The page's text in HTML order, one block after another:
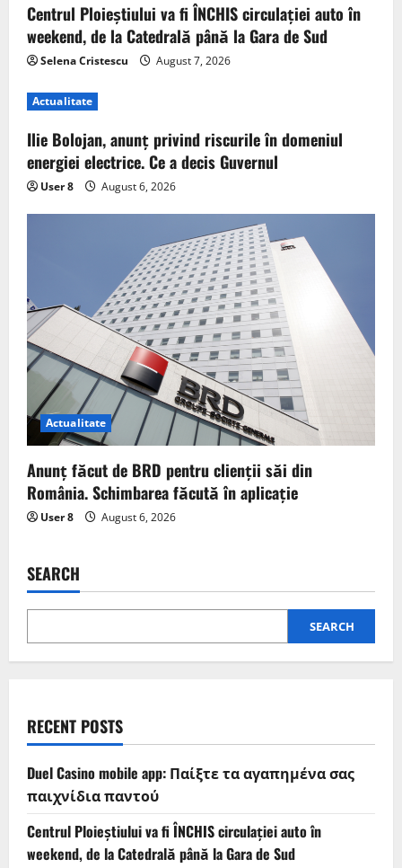
Centrul Ploieștiului va fi ÎNCHIS circulației auto în
weekend, de la Catedrală până la Gara de Sud
Selena Cristescu August 7, 2026
Actualitate
Ilie Bolojan, anunț privind riscurile în domeniul
energiei electrice. Ce a decis Guvernul
User 8 August 6, 2026
Actualitate
Anunț făcut de BRD pentru clienții săi din
România. Schimbarea făcută în aplicație
User 8 August 6, 2026
SEARCH
SEARCH
RECENT POSTS
Duel Casino mobile app: Παίξτε τα αγαπημένα σας
παιχνίδια παντού
Centrul Ploieștiului va fi ÎNCHIS circulației auto în
weekend, de la Catedrală până la Gara de Sud